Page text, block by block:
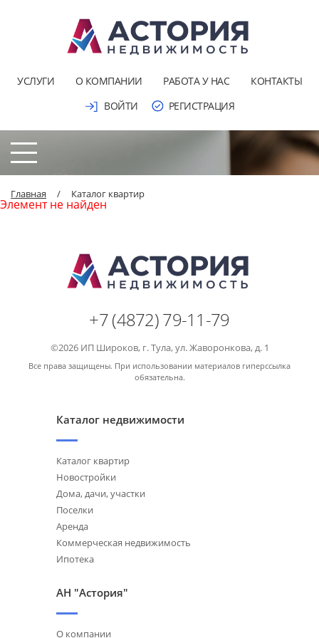
УСЛУГИ О КОМПАНИИ РАБОТА У НАС
КОНТАКТЫ
ВОЙТИ
РЕГИСТРАЦИЯ
Главная / Каталог квартир
Элемент не найден
+7 (4872) 79-11-79
©2026 ИП Широков, г. Тула, ул. Жаворонкова, д. 1
Все права защищены. При использовании материалов гиперссылка
обязательна.
Каталог недвижимости
Каталог квартир
Новостройки
Дома, дачи, участки
Поселки
Аренда
Коммерческая недвижимость
Ипотека
АН "Астория"
О компании